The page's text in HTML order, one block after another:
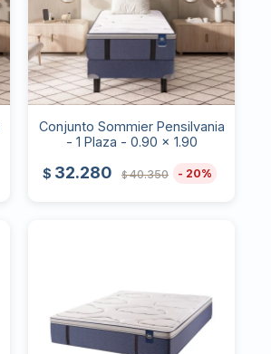
Conjunto Sommier Pensilvania
- 1 Plaza - 0.90 x 1.90
$ 32.280 $ 40.350 20